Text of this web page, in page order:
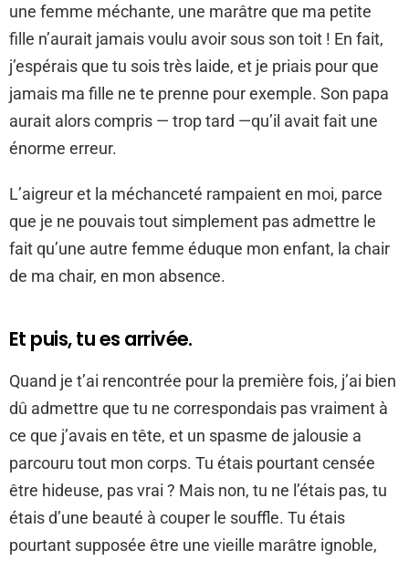
une femme méchante, une marâtre que ma petite
fille n’aurait jamais voulu avoir sous son toit ! En fait,
j’espérais que tu sois très laide, et je priais pour que
jamais ma fille ne te prenne pour exemple. Son papa
aurait alors compris — trop tard —qu’il avait fait une
énorme erreur.
L’aigreur et la méchanceté rampaient en moi, parce
que je ne pouvais tout simplement pas admettre le
fait qu’une autre femme éduque mon enfant, la chair
de ma chair, en mon absence.
Et puis, tu es arrivée.
Quand je t’ai rencontrée pour la première fois, j’ai bien
dû admettre que tu ne correspondais pas vraiment à
ce que j’avais en tête, et un spasme de jalousie a
parcouru tout mon corps. Tu étais pourtant censée
être hideuse, pas vrai ? Mais non, tu ne l’étais pas, tu
étais d’une beauté à couper le souffle. Tu étais
pourtant supposée être une vieille marâtre ignoble,